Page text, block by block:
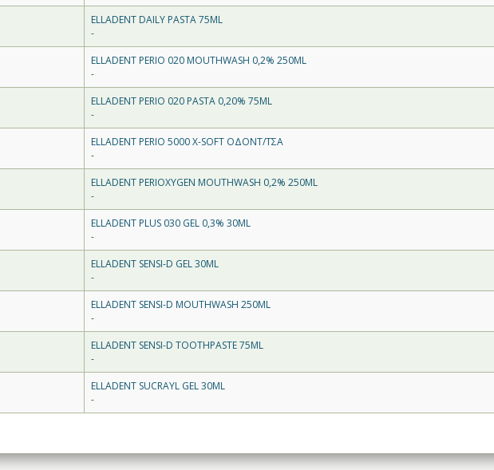
ELLADENT DAILY PASTA 75ML
-
ELLADENT PERIO 020 MOUTHWASH 0,2% 250ML
-
ELLADENT PERIO 020 PASTA 0,20% 75ML
-
ELLADENT PERIO 5000 X-SOFT ΟΔΟΝΤ/ΤΣΑ
-
ELLADENT PERIOXYGEN MOUTHWASH 0,2% 250ML
-
ELLADENT PLUS 030 GEL 0,3% 30ML
-
ELLADENT SENSI-D GEL 30ML
-
ELLADENT SENSI-D MOUTHWASH 250ML
-
ELLADENT SENSI-D TOOTHPASTE 75ML
-
ELLADENT SUCRAYL GEL 30ML
-